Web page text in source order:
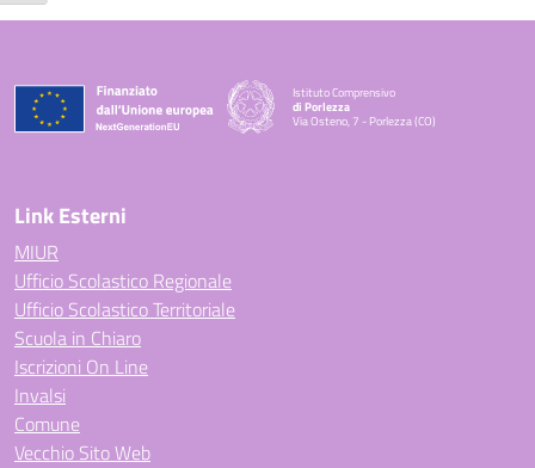
Istituto Comprensivo
di Porlezza
Via Osteno, 7 - Porlezza (CO)
Link Esterni
MIUR
Ufficio Scolastico Regionale
Ufficio Scolastico Territoriale
Scuola in Chiaro
Iscrizioni On Line
Invalsi
Comune
Vecchio Sito Web